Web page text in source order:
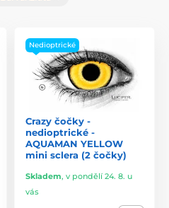
Nedioptrické
Crazy čočky -
nedioptrické -
AQUAMAN YELLOW
mini sclera (2 čočky)
Skladem, v pondělí 24. 8. u
vás